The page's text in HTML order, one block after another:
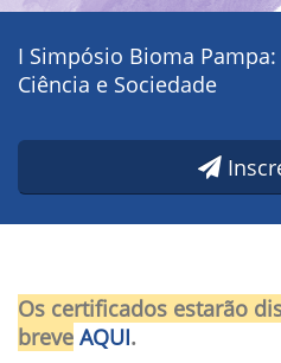
I Simpósio Bioma
Ciência e Sociedade
Os certificados estarão
breve AQUI.